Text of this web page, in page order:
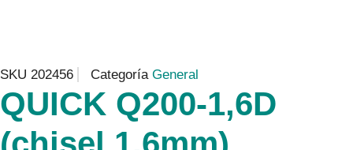
SKU 202456 Categoría General
QUICK Q200-1,6D